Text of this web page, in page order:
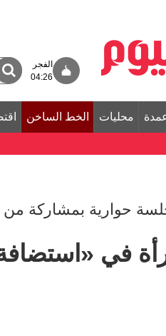
الفجر
04:26
محليات الخط الساخن
حوارية بمشاركة من
في